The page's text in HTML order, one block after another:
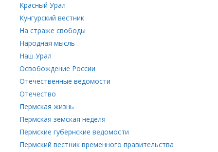
Красный Урал
Кунгурский вестник
На страже свободы
Народная мысль
Наш Урал
Освобождение России
Отечественные ведомости
Отечество
Пермская жизнь
Пермская земская неделя
Пермские губернские ведомости
Пермский вестник временного правительства